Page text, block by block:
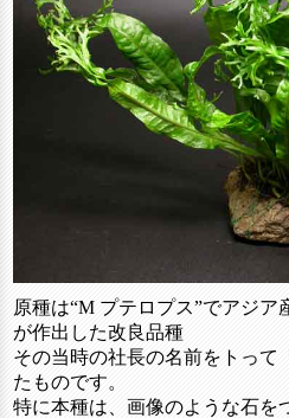
原種は“M プテロプス”でアジ
が作出した改良品種
その当時の社長の名前をトって
たものです。
特に本種は、画像のような石を